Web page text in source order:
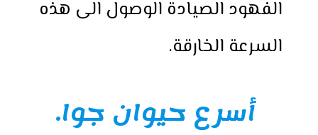
الفهود الصيادة الوصول الى هذه
السرعة الخارقة.
أسرع حيوان جوا.